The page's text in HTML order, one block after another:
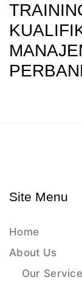
Site Menu
Home
About Us
Our